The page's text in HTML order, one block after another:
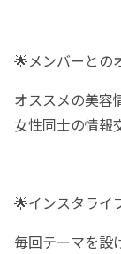
🌟メンバーとの
オススメの美容
女性同士の情報
🌟インスタライ
毎回テーマを設